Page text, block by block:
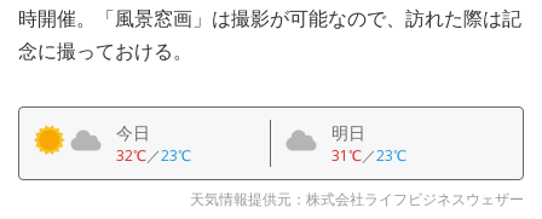
時開催。「風景窓画」は撮影が可能なので、訪れた際は記
念に撮っておける。
今日
32℃／23℃
明日
31℃／23℃
天気情報提供元：株式会社ライフビジネスウェザー